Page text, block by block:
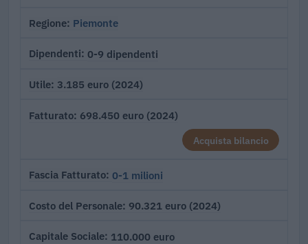
Regione Piemonte
Dipendenti 0-9 dipendenti
Utile 3.185 euro (2024)
Fatturato 698.450 euro (2024)
Acquista bilancio
Fascia Fatturato 0-1 milioni
Costo del Personale 90.321 euro (2024)
Capitale Sociale 110.000 euro